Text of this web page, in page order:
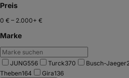
Preis
0 € – 2.000+ €
Marke
JUNG556 Turck370 Busch-Jaeger
Theben164 Gira136